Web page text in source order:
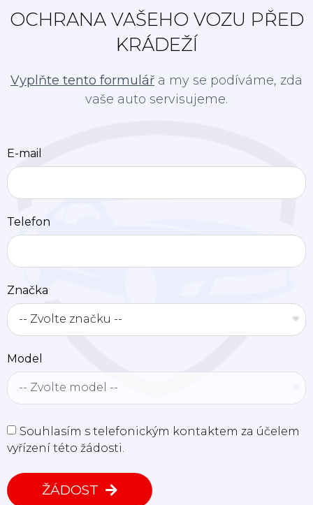
OCHRANA VAŠEHO VOZU PŘED
KRÁDEŽÍ
Vyplňte tento formulář a my se podíváme, zda
vaše auto servisujeme.
E-mail
Telefon
Značka
Model
Souhlasím s telefonickým kontaktem za účelem
vyřízení této žádosti.
ŽÁDOST